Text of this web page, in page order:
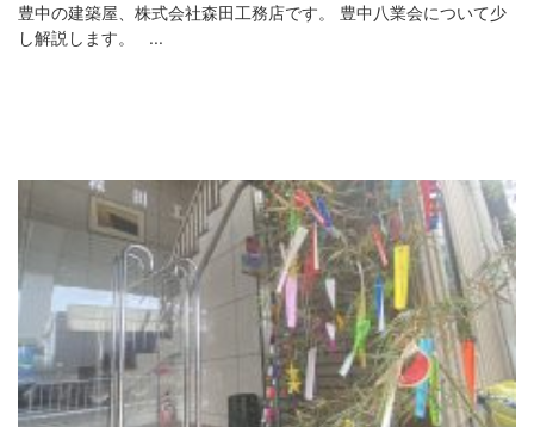
豊中の建築屋、株式会社森田工務店です。 豊中八業会について少
し解説します。 ...